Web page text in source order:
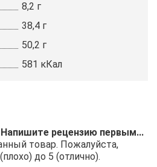
8,2 г
38,4 г
50,2 г
581 кКал
рецензию первым...
товар. Пожалуйста,
до 5 (отлично).